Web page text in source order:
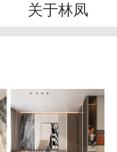
关于林凤